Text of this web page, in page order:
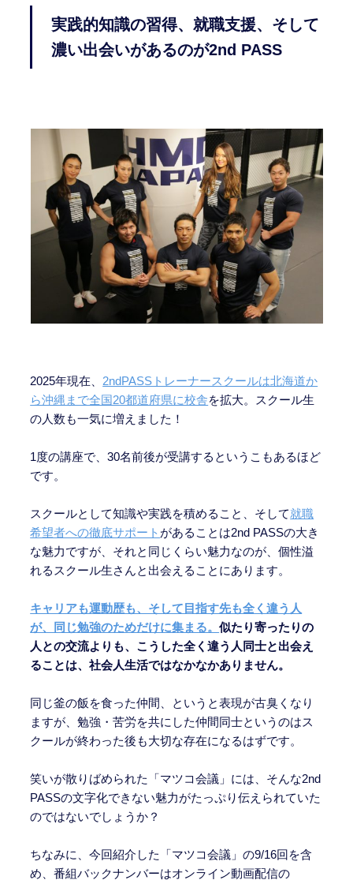
実践的知識の習得、就職支援、そして
濃い出会いがあるのが2nd PASS
2025年現在、 2ndPASSトレーナースクールは北海道か
ら沖縄まで全国20都道府県に校舎を拡大。スクール生
の人数も一気に増えました！
1度の講座で、30名前後が受講するというこもあるほど
です。
スクールとして知識や実践を積めること、そして就職
希望者への徹底サポート があることは2nd PASSの大き
な魅力ですが、それと同じくらい魅力なのが、個性溢
れるスクール生さんと出会えることにあります。
キャリアも運動歴も、そして目指す先も全く違う人
が、同じ勉強のためだけに集まる。似たり寄ったりの
人との交流よりも、こうした全く違う人同士と出会え
ることは、社会人生活ではなかなかありません。
同じ釜の飯を食った仲間、というと表現が古臭くなり
ますが、勉強・苦労を共にした仲間同士というのはス
クールが終わった後も大切な存在になるはずです。
笑いが散りばめられた「マツコ会議」には、そんな2nd
PASSの文字化できない魅力がたっぷり伝えられていた
のではないでしょうか？
ちなみに、今回紹介した「マツコ会議」の9/16回を含
め、番組バックナンバーはオンライン動画配信の